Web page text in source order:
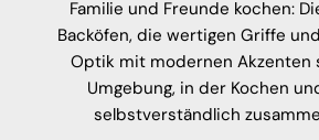
Familie und Freunde kochen:
Backöfen, die wertigen Griffe
Optik mit modernen Akzenten
Umgebung, in der Kochen
selbstverständlich